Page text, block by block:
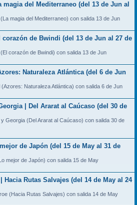
magia del Mediterraneo (del 13 de Jun al
magia del Mediterraneo) con salida 13 de Jun
corazón de Bwindi (del 13 de Jun al 27 de
corazón de Bwindi) con salida 13 de Jun
Naturaleza Atlántica (del 6 de Jun
(Azores: Naturaleza Atlántica) con salida 6 de Jun
| Del Ararat al Caúcaso (del 30 de
Georgia (Del Ararat al Caúcaso) con salida 30 de
de Japón (del 15 de May al 31 de
mejor de Japón) con salida 15 de May
Hacia Rutas Salvajes (del 14 de May al 24
(Hacia Rutas Salvajes) con salida 14 de May